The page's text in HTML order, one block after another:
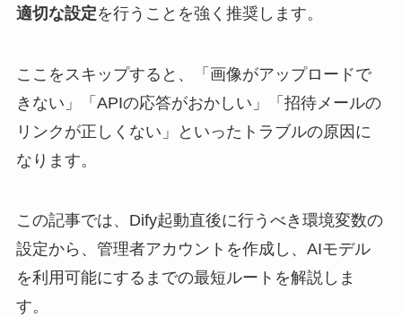
適切な設定を行うことを強く推奨します。
ここをスキップすると、「画像がアップロードで
きない」「APIの応答がおかしい」「招待メールの
リンクが正しくない」といったトラブルの原因に
なります。
この記事では、Dify起動直後に行うべき環境変数の
設定から、管理者アカウントを作成し、AIモデル
を利用可能にするまでの最短ルートを解説しま
す。